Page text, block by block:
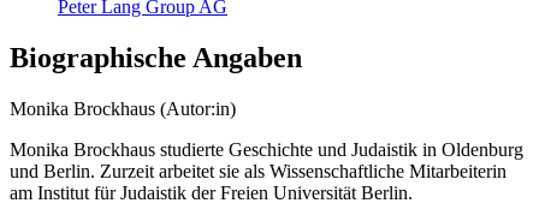
Peter Lang Group AG
Biographische Angaben
Monika Brockhaus (Autor:in)
Monika Brockhaus studierte Geschichte und Judaistik in Oldenburg
und Berlin. Zurzeit arbeitet sie als Wissenschaftliche Mitarbeiterin
am Institut für Judaistik der Freien Universität Berlin.